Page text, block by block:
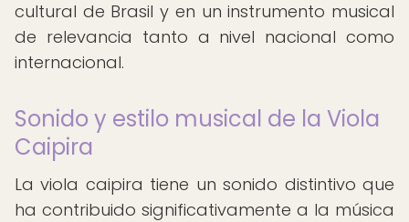
cultural de Brasil y en un instrumento musical
de relevancia tanto a nivel nacional como
internacional.
Sonido y estilo musical de la Viola
Caipira
La viola caipira tiene un sonido distintivo que
ha contribuido significativamente a la música